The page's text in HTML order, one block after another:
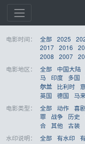
电影时间： 全部 2025
2017 2016
2008
2007
电影地区：
全部 中国大陆
马
印度 多国
尔兰
比利时
英国
德国 马
电影类型：
全部 动作 喜剧
罪
战争 历史
合 其他 古装
水印说明：
全部 有水印